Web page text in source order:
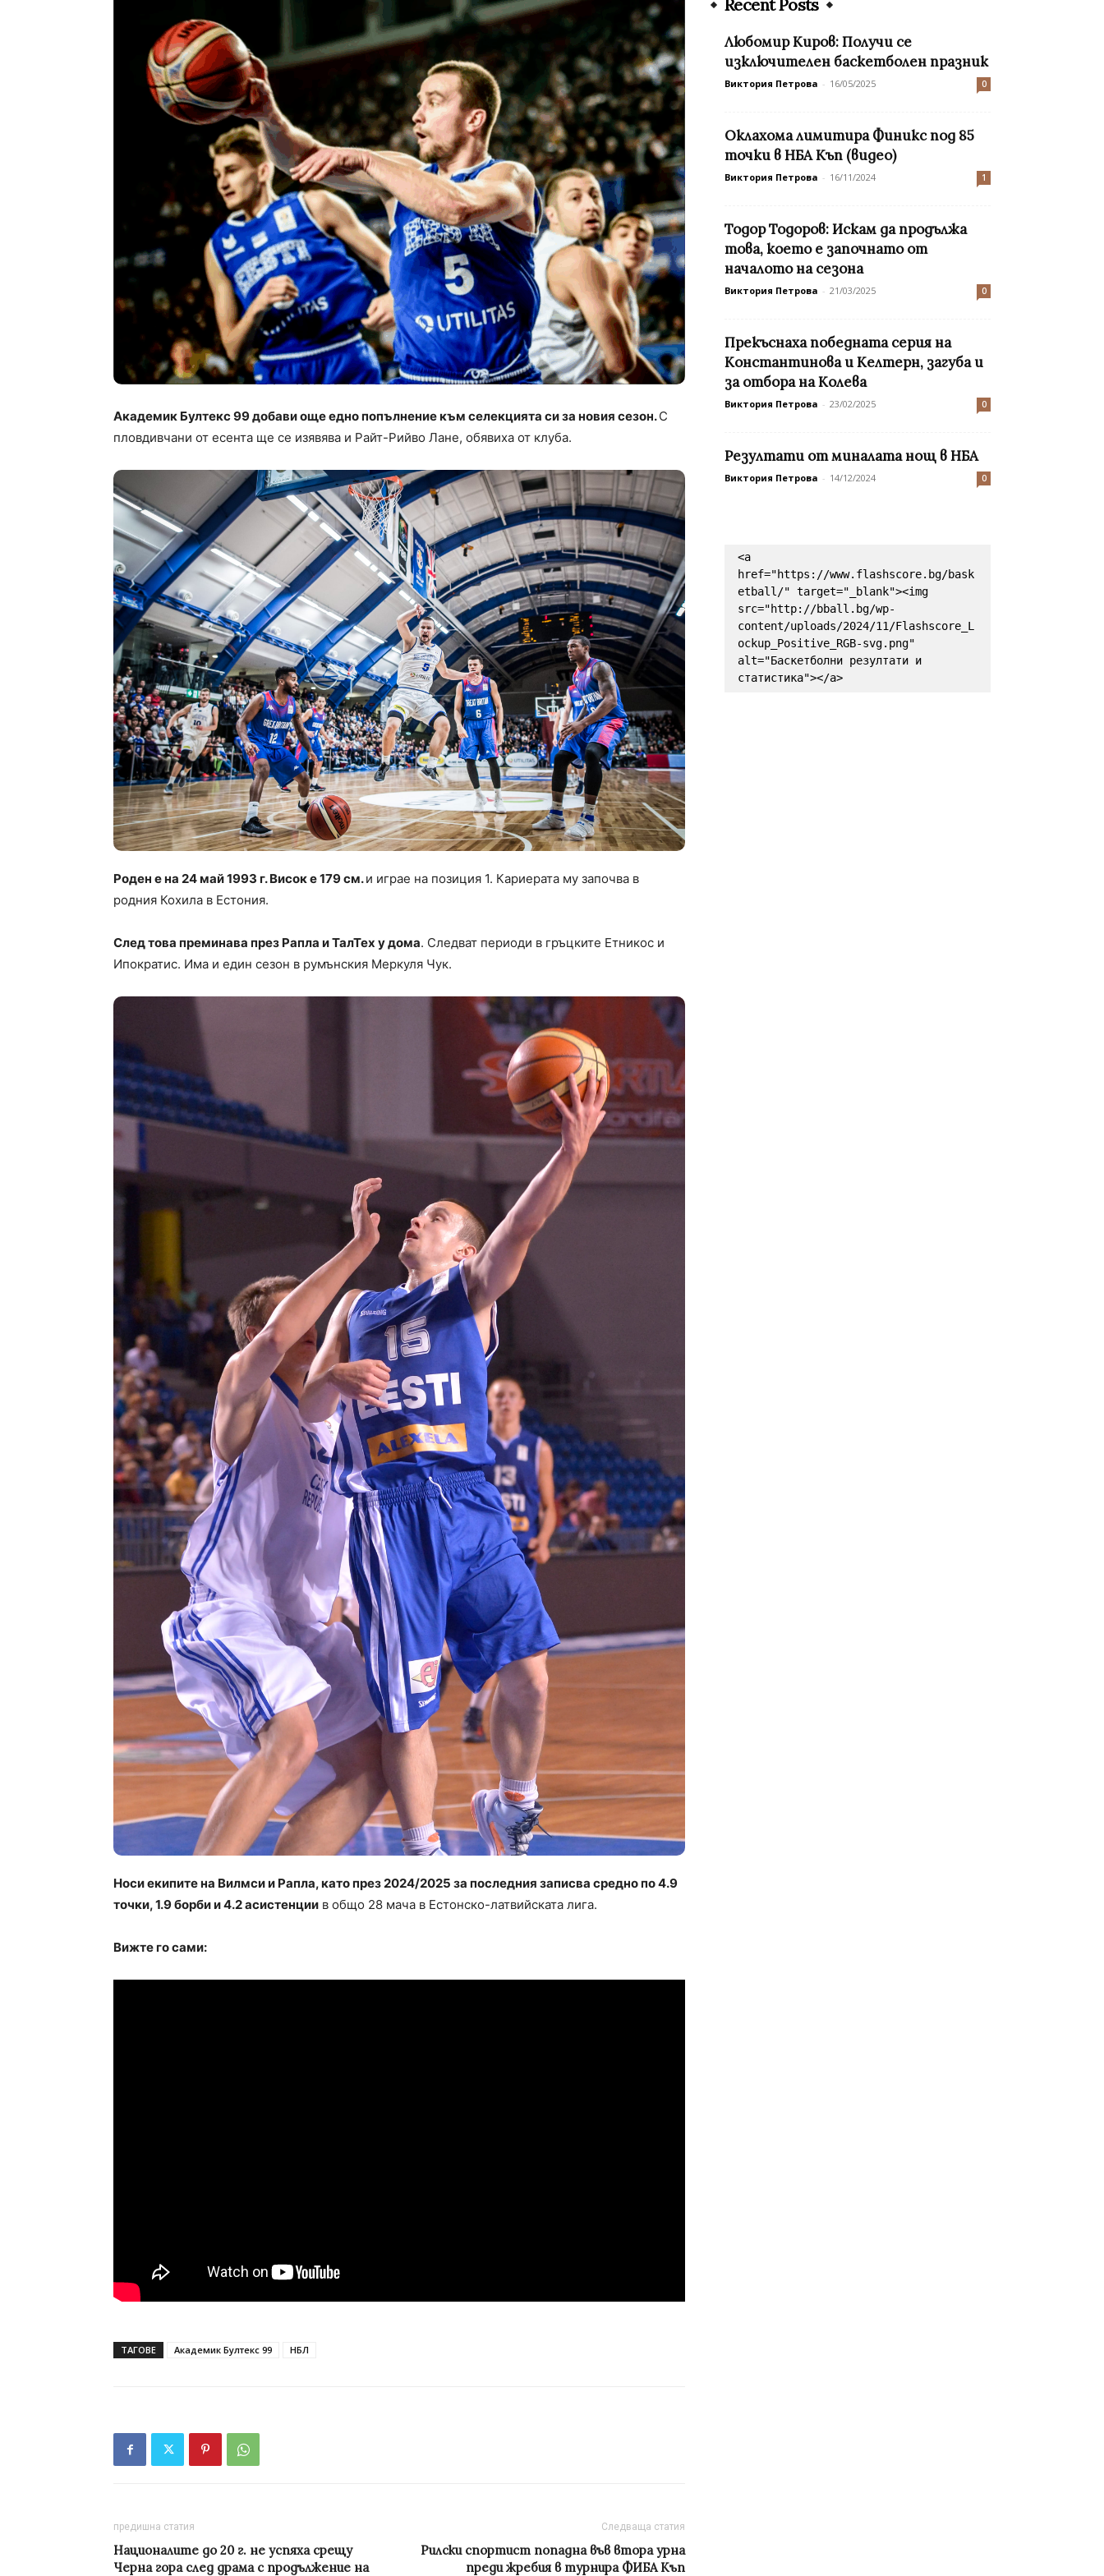
Академик Бултекс 99 добави още едно попълнение към селекцията си за новия сезон.С
пловдивчани от есента ще се изявява и Райт-Рийво Лане, обявиха от клуба.
Роден е на 24 май 1993 г. Висок е 179 см.и играе на позиция 1. Кариерата му започва в
родния Кохила в Естония.
След това преминава през Рапла и ТалТех у дома. Следват периоди в гръцките Етникос и
Ипократис. Има и един сезон в румънския Меркуля Чук.
Носи екипите на Вилмси и Рапла, като през 2024/2025 за последния записва средно по 4.9
точки, 1.9 борби и 4.2 асистенции в общо 28 мача в Естонско-латвийската лига.
Вижте го сами:
ТАГОВЕ Академик Бултекс 99 НБЛ
предишна статия
Националите до 20 г. не успяха срещу
Черна гора след драма с продължение на
Следваща статия
Рилски спортист попадна във втора урна
преди жребия в турнира ФИБА Къп
Recent Posts
Любомир Киров: Получи се
изключителен баскетболен празник
Виктория Петрова - 16/05/2025 0
Оклахома лимитира Финикс под 85
точки в НБА Къп (видео)
Виктория Петрова - 16/11/2024 1
Тодор Тодоров: Искам да продължа
това, което е започнато от
началото на сезона
Виктория Петрова - 21/03/2025 0
Прекъснаха победната серия на
Константинова и Келтерн, загуба и
за отбора на Колева
Виктория Петрова - 23/02/2025 0
Резултати от миналата нощ в НБА
Виктория Петрова - 14/12/2024 0
<a
href="https://www.flashscore.bg/bask
etball/" target="_blank"><img
src="http://bball.bg/wp-
content/uploads/2024/11/Flashscore_L
ockup_Positive_RGB-svg.png"
alt="Баскетболни резултати и
статистика"></a>